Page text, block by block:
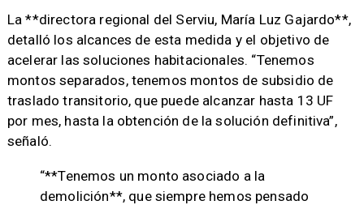
La **directora regional del Serviu, María Luz Gajardo**,
detalló los alcances de esta medida y el objetivo de
acelerar las soluciones habitacionales. “Tenemos
montos separados, tenemos montos de subsidio de
traslado transitorio, que puede alcanzar hasta 13 UF
por mes, hasta la obtención de la solución definitiva”,
señaló.
“**Tenemos un monto asociado a la
demolición**, que siempre hemos pensado